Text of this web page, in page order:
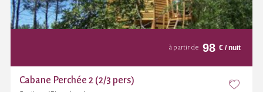
à partir de 98 € / nuit
Cabane Perchée 2 (2/3 pers)